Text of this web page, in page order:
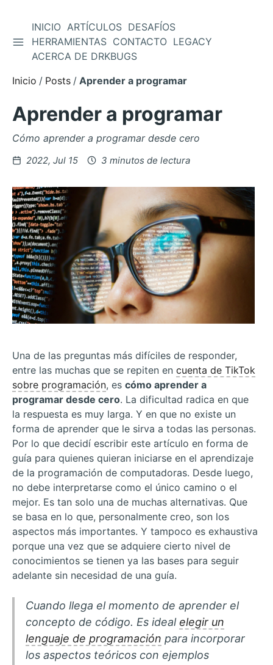
Saltar
contenido
ALTERNAR BARRA LATERAL
INICIO ARTÍCULOS DESAFÍOS
HERRAMIENTAS CONTACTO LEGACY
ACERCA DE DRKBUGS
Inicio
Posts Aprender a programar
Aprender a programar
Cómo aprender a programar desde cero
Posteado
2022, Jul 15 3 minutos de lectura
Una de las preguntas más difíciles de responder,
entre las muchas que se repiten en cuenta de TikTok
sobre programación, es cómo aprender a
programar desde cero. La dificultad radica en que
la respuesta es muy larga. Y en que no existe un
forma de aprender que le sirva a todas las personas.
Por lo que decidí escribir este artículo en forma de
guía para quienes quieran iniciarse en el aprendizaje
de la programación de computadoras. Desde luego,
no debe interpretarse como el único camino o el
mejor. Es tan solo una de muchas alternativas. Que
se basa en lo que, personalmente creo, son los
aspectos más importantes. Y tampoco es exhaustiva
porque una vez que se adquiere cierto nivel de
conocimientos se tienen ya las bases para seguir
adelante sin necesidad de una guía.
Cuando llega el momento de aprender el
concepto de código. Es idealelegir un
lenguaje de programación para incorporar
los aspectos teóricos con ejemplos